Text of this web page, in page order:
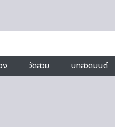
ง วัดสวย บทสวดมนต์